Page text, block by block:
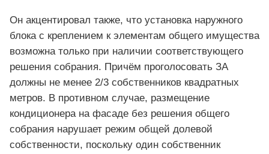
Он акцентировал также, что установка наружного
блока с креплением к элементам общего имущества
возможна только при наличии соответствующего
решения собрания. Причём проголосовать ЗА
должны не менее 2/3 собственников квадратных
метров. В противном случае, размещение
кондиционера на фасаде без решения общего
собрания нарушает режим общей долевой
собственности, поскольку один собственник